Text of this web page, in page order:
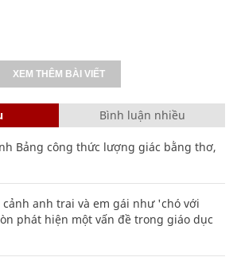
XEM THÊM BÀI VIẾT
Bình luận nhiều
Bảng công thức lượng giác bằng thơ,
anh trai và em gái như 'chó với
phát hiện một vấn đề trong giáo dục